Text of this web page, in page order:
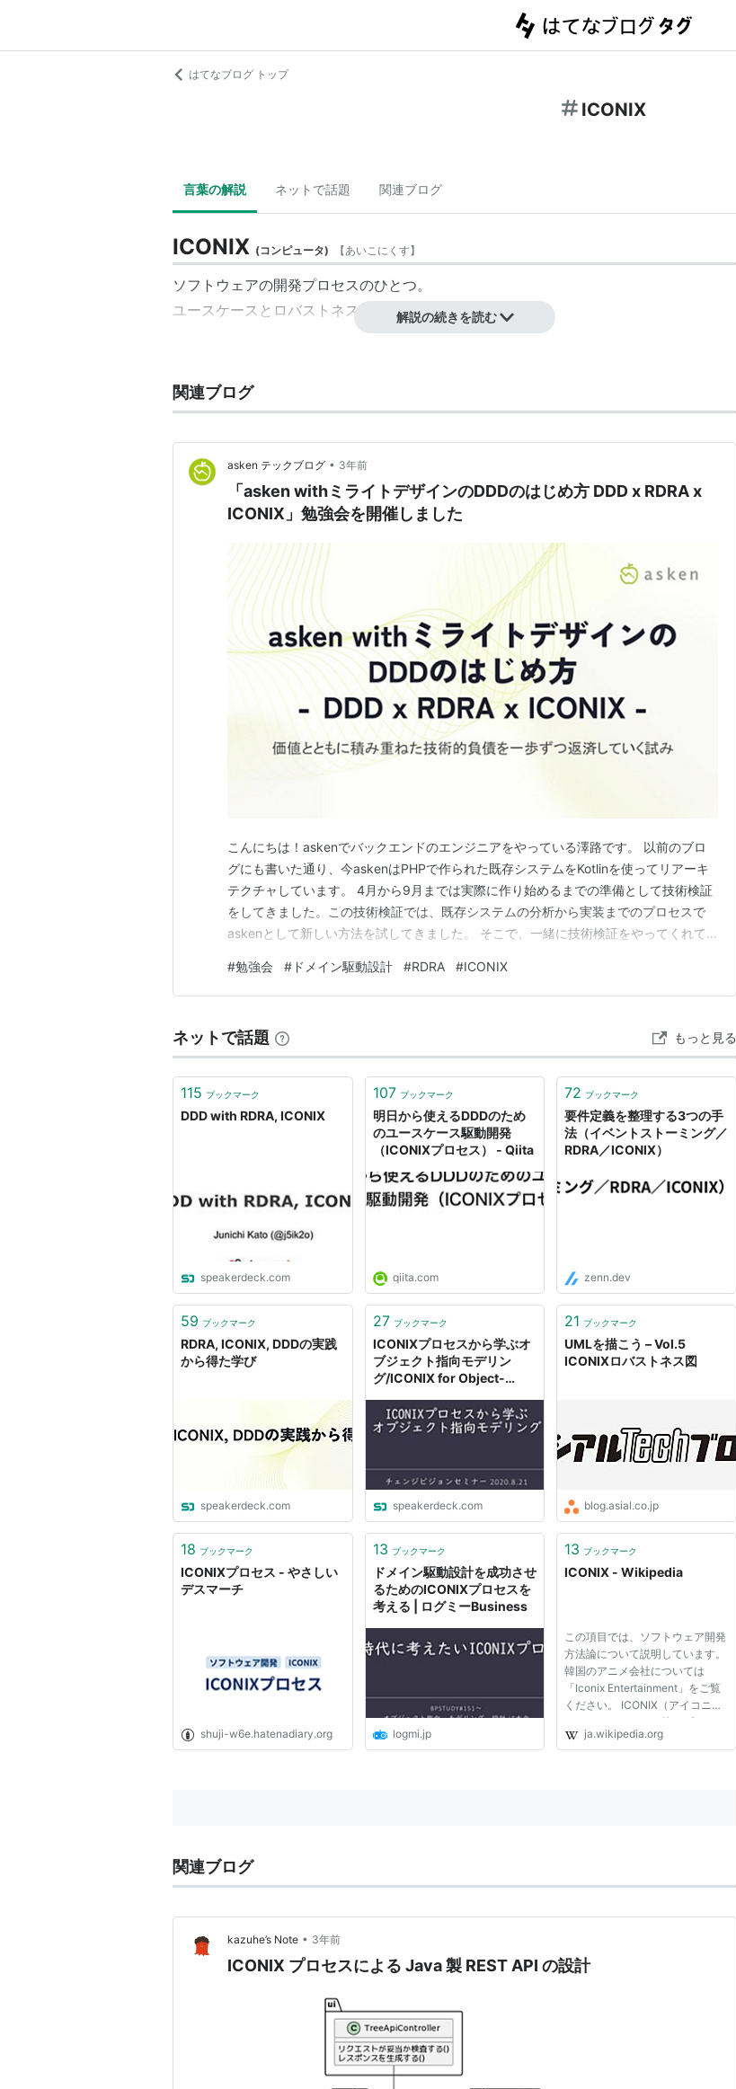
はてなブログ トップ
ICONIX
言葉の解説 ネットで話題 関連ブログ
ICONIX (コンピュータ) 【あいこにくす】
ソフトウェアの開発プロセスのひとつ。
ユースケースとロバストネス分析を重視する。
解説の続きを読む
関連ブログ
asken テックブログ • 3年前
「asken withミライトデザインのDDDのはじめ方 DDD x RDRA x
ICONIX」勉強会を開催しました
こんにちは！askenでバックエンドのエンジニアをやっている澤路です。 以前のブロ
グにも書いた通り、今askenはPHPで作られた既存システムをKotlinを使ってリアーキ
テクチャしています。 4月から9月までは実際に作り始めるまでの準備として技術検証
をしてきました。この技術検証では、既存システムの分析から実装までのプロセスで
askenとして新しい方法を試してきました。 そこで、一緒に技術検証をやってくれて
での活動での取り組みや学びを、それぞれの目線で発表する勉強会を行いました。
asken.connpass.com…
#勉強会 # ドメイン駆動設計 #RDRA #ICONIX
ネットで話題 もっと見る
115 ブックマーク
DDD with RDRA, ICONIX
speakerdeck.com
107 ブックマーク
明日から使えるDDDのため
のユースケース駆動開発
（ICONIXプロセス） - Qiita
qiita.com
72 ブックマーク
要件定義を整理する3つの手
法（イベントストーミング／
RDRA／ICONIX）
zenn.dev
59 ブックマーク
RDRA, ICONIX, DDDの実践
から得た学び
speakerdeck.com
27 ブックマーク
ICONIXプロセスから学ぶオ
ブジェクト指向モデリン
グ/ICONIX for Object-
speakerdeck.com
21 ブックマーク
UMLを描こう – Vol.5
ICONIXロバストネス図
blog.asial.co.jp
18 ブックマーク
ICONIXプロセス - やさしい
デスマーチ
shuji-w6e.hatenadiary.org
13 ブックマーク
ドメイン駆動設計を成功させ
るためのICONIXプロセスを
考える | ログミーBusiness
logmi.jp
13 ブックマーク
ICONIX - Wikipedia
この項目では、ソフトウェア開発
方法論について説明しています。
韓国のアニメ会社については
「Iconix Entertainment」をご覧
ください。 ICONIX（アイコニク
ス）は、ラショナル統一プロセス
（RUP）、エクストリーム・プロ
ja.wikipedia.org
関連ブログ
kazuhe’s Note • 3年前
ICONIX プロセスによる Java 製 REST API の設計